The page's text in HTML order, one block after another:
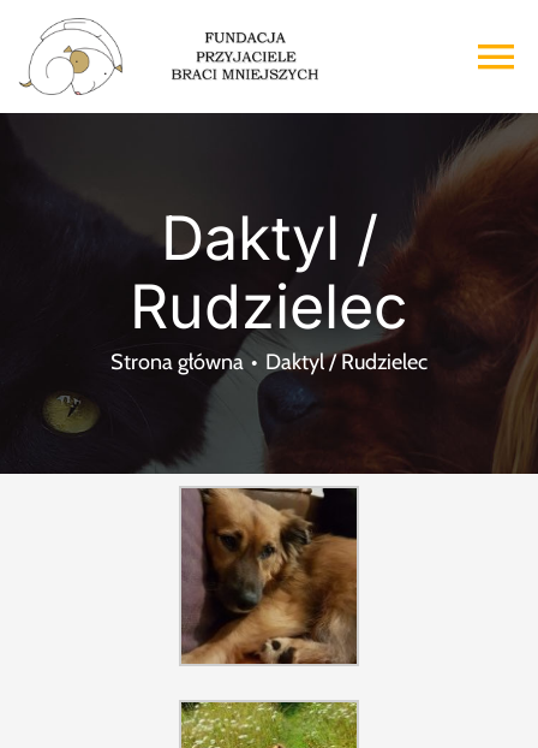
Przejdź
zawartości
Wsparcie
Kontakt
Daktyl /
Rudzielec
Strona główna Daktyl / Rudzielec